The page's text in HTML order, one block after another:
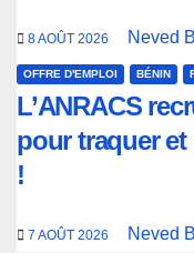
8 AOÛT 2026 Neved
OFFRE D'EMPLOI BÉNIN
L’ANRACS
pour traquer
!
7 AOÛT 2026 Neved